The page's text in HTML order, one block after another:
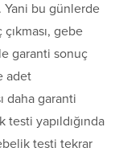
Yani bu günlerde
gebe
garanti sonuç
adet
daha garanti
yapıldığında
testi tekrar